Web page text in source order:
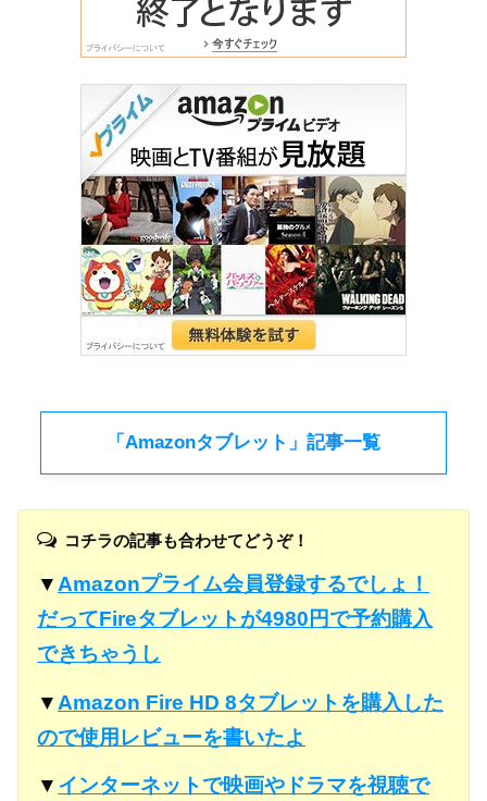
「Amazonタブレット」記事一覧
コチラの記事も合わせてどうぞ！
▼Amazonプライム会員登録するでしょ！
だってFireタブレットが4980円で予約購入
できちゃうし
▼ Amazon Fire HD 8タブレットを購入した
ので使用レビューを書いたよ
▼ インターネットで映画やドラマを視聴で